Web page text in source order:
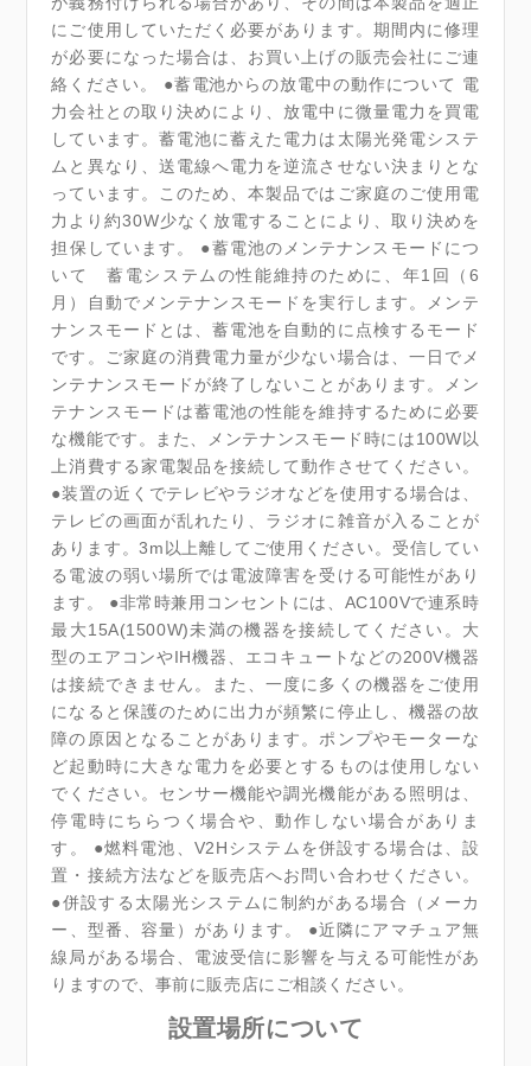
にご使用していただく必要があります。期間内に修理
が必要になった場合は、お買い上げの販売会社にご連
絡ください。 ●蓄電池からの放電中の動作について 電
力会社との取り決めにより、放電中に微量電力を買電
しています。蓄電池に蓄えた電力は太陽光発電システ
ムと異なり、送電線へ電力を逆流させない決まりとな
っています。このため、本製品ではご家庭のご使用電
力より約30W少なく放電することにより、取り決めを
担保しています。 ●蓄電池のメンテナンスモードにつ
いて 蓄電システムの性能維持のために、年1回（6
月）自動でメンテナンスモードを実行します。メンテ
ナンスモードとは、蓄電池を自動的に点検するモード
です。ご家庭の消費電力量が少ない場合は、一日でメ
ンテナンスモードが終了しないことがあります。メン
テナンスモードは蓄電池の性能を維持するために必要
な機能です。また、メンテナンスモード時には100W以
上消費する家電製品を接続して動作させてください。
●装置の近くでテレビやラジオなどを使用する場合は、
テレビの画面が乱れたり、ラジオに雑音が入ることが
あります。3m以上離してご使用ください。受信してい
る電波の弱い場所では電波障害を受ける可能性があり
ます。 ●非常時兼用コンセントには、AC100Vで連系時
最大15A(1500W)未満の機器を接続してください。大
型のエアコンやIH機器、エコキュートなどの200V機器
は接続できません。また、一度に多くの機器をご使用
になると保護のために出力が頻繁に停止し、機器の故
障の原因となることがあります。ポンプやモーターな
ど起動時に大きな電力を必要とするものは使用しない
でください。センサー機能や調光機能がある照明は、
停電時にちらつく場合や、動作しない場合がありま
す。 ●燃料電池、V2Hシステムを併設する場合は、設
置・接続方法などを販売店へお問い合わせください。
●併設する太陽光システムに制約がある場合（メーカ
ー、型番、容量）があります。 ●近隣にアマチュア無
線局がある場合、電波受信に影響を与える可能性があ
りますので、事前に販売店にご相談ください。
設置場所について